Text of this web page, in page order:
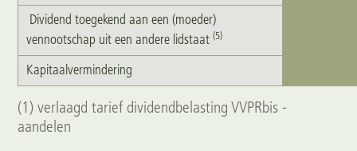
Dividend toegekend aan een (moeder)
vennootschap uit een andere lidstaat(5)
Kapitaalvermindering
(1) verlaagd tarief dividendbelasting VVPRbis -
aandelen